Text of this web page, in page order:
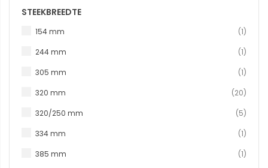
STEEKBREEDTE
154 mm 1
244 mm 1
305 mm 1
320 mm 20
320/250 mm 5
334 mm 1
385 mm 1